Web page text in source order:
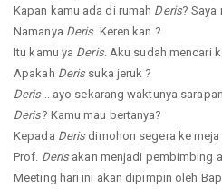
Kapan kamu ada di rumah Deris? Saya
Namanya Deris. Keren kan ?
Itu kamu ya Deris. Aku sudah mencari
Apakah Derissuka jeruk ?
Deris... ayo sekarang waktunya sarapan
Deris? Kamu mau bertanya?
Kepada Derisdimohon segera ke
Prof. Derisakan menjadi pembimbing
Meeting hari ini akan dipimpin oleh